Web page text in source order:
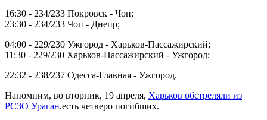
16:30 - 234/233 Покровск - Чоп;
23:30 - 234/233 Чоп - Днепр;
04:00 - 229/230 Ужгород - Харьков-Пассажирский;
11:30 - 229/230 Харьков-Пассажирский - Ужгород;
22:32 - 238/237 Одесса-Главная - Ужгород.
Напомним, во вторник, 19 апреля, Харьков обстреляли из
РСЗО Ураган,есть четверо погибших.